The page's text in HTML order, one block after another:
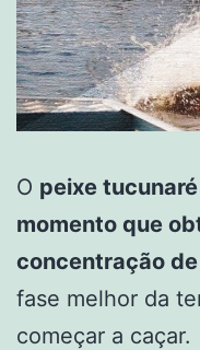
O peixe
momento que
concentração
fase melhor da
começar a caçar.